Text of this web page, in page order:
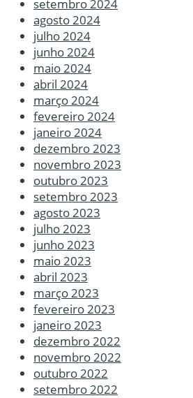
setembro 2024
agosto 2024
julho 2024
junho 2024
maio 2024
abril 2024
março 2024
fevereiro 2024
janeiro 2024
dezembro 2023
novembro 2023
outubro 2023
setembro 2023
agosto 2023
julho 2023
junho 2023
maio 2023
abril 2023
março 2023
fevereiro 2023
janeiro 2023
dezembro 2022
novembro 2022
outubro 2022
setembro 2022